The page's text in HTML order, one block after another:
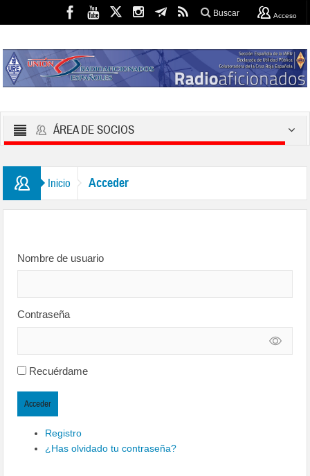
Buscar Acceso
ÁREA DE SOCIOS
Inicio Acceder
Nombre de usuario
Contraseña
Recuérdame
Acceder
Registro
¿Has olvidado tu contraseña?